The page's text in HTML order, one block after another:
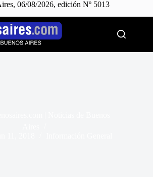
06/08/2026, edición Nº 5013